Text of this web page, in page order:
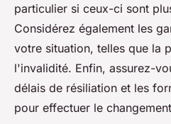
particulier si ceux-ci sont
Considérez également les
votre situation, telles que la
l'invalidité. Enfin, assurez-
délais de résiliation et les
pour effectuer le